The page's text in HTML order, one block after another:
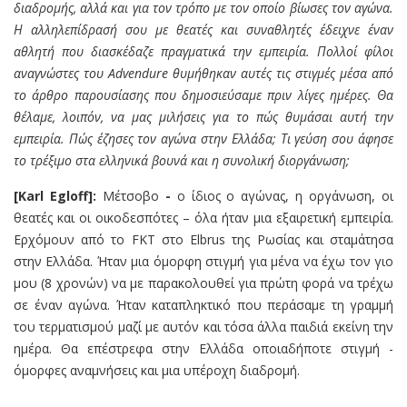
διαδρομής, αλλά και για τον τρόπο με τον οποίο βίωσες τον αγώνα.
Η αλληλεπίδρασή σου με θεατές και συναθλητές έδειχνε έναν
αθλητή που διασκέδαζε πραγματικά την εμπειρία. Πολλοί φίλοι
αναγνώστες του Advendure θυμήθηκαν αυτές τις στιγμές μέσα από
το άρθρο παρουσίασης που δημοσιεύσαμε πριν λίγες ημέρες. Θα
θέλαμε, λοιπόν, να μας μιλήσεις για το πώς θυμάσαι αυτή την
εμπειρία. Πώς έζησες τον αγώνα στην Ελλάδα; Τι γεύση σου άφησε
το τρέξιμο στα ελληνικά βουνά και η συνολική διοργάνωση;
[Karl Egloff]: Μέτσοβο - ο ίδιος ο αγώνας, η οργάνωση, οι
θεατές και οι οικοδεσπότες – όλα ήταν μια εξαιρετική εμπειρία.
Ερχόμουν από το FKT στο Elbrus της Ρωσίας και σταμάτησα
στην Ελλάδα. Ήταν μια όμορφη στιγμή για μένα να έχω τον γιο
μου (8 χρονών) να με παρακολουθεί για πρώτη φορά να τρέχω
σε έναν αγώνα. Ήταν καταπληκτικό που περάσαμε τη γραμμή
του τερματισμού μαζί με αυτόν και τόσα άλλα παιδιά εκείνη την
ημέρα. Θα επέστρεφα στην Ελλάδα οποιαδήποτε στιγμή -
όμορφες αναμνήσεις και μια υπέροχη διαδρομή.